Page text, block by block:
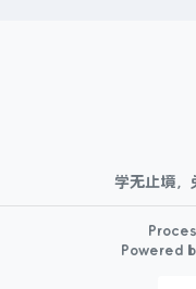
学无止境，
Powered